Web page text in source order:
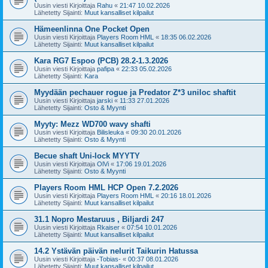
Uusin viesti Kirjoittaja Rahu « 21:47 10.02.2026
Lähetetty Sijainti: Muut kansalliset kilpailut
Hämeenlinna One Pocket Open
Uusin viesti Kirjoittaja Players Room HML « 18:35 06.02.2026
Lähetetty Sijainti: Muut kansalliset kilpailut
Kara RG7 Espoo (PCB) 28.2-1.3.2026
Uusin viesti Kirjoittaja pafipa « 22:33 05.02.2026
Lähetetty Sijainti: Kara
Myydään pechauer rogue ja Predator Z*3 uniloc shaftit
Uusin viesti Kirjoittaja jarski « 11:33 27.01.2026
Lähetetty Sijainti: Osto & Myynti
Myyty: Mezz WD700 wavy shafti
Uusin viesti Kirjoittaja Bilisleuka « 09:30 20.01.2026
Lähetetty Sijainti: Osto & Myynti
Becue shaft Uni-lock MYYTY
Uusin viesti Kirjoittaja OlVi « 17:06 19.01.2026
Lähetetty Sijainti: Osto & Myynti
Players Room HML HCP Open 7.2.2026
Uusin viesti Kirjoittaja Players Room HML « 20:16 18.01.2026
Lähetetty Sijainti: Muut kansalliset kilpailut
31.1 Nopro Mestaruus , Biljardi 247
Uusin viesti Kirjoittaja Rkaiser « 07:54 10.01.2026
Lähetetty Sijainti: Muut kansalliset kilpailut
14.2 Ystävän päivän nelurit Taikurin Hatussa
Uusin viesti Kirjoittaja -Tobias- « 00:37 08.01.2026
Lähetetty Sijainti: Muut kansalliset kilpailut